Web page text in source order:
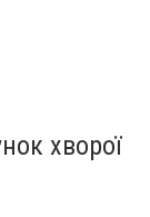
хворої